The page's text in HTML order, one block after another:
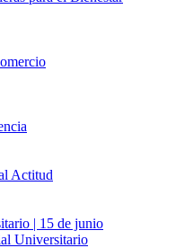
Actitud
| 15 de junio
Universitario